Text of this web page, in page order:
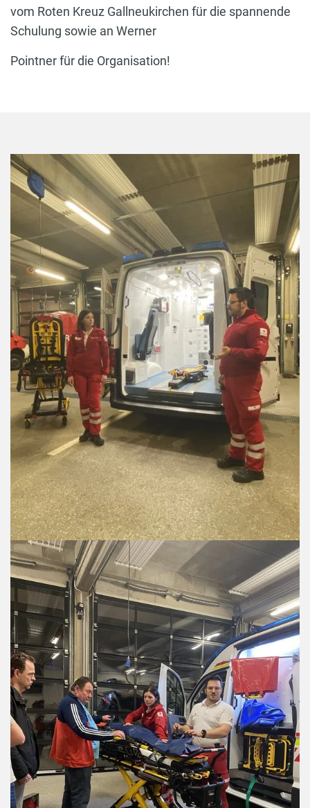
vom Roten Kreuz Gallneukirchen für die spannende
Schulung sowie an Werner
Pointner für die Organisation!